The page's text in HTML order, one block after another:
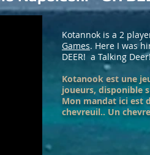
Kotannok is a 2
Games. Here I was
DEER! a Talking
Kotanook est une
joueurs, disponible
Mon mandat ici est
chevreuil.. Un